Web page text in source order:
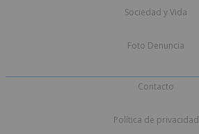
Sociedad y Vida
Foto Denuncia
Contacto
Política de privacidad